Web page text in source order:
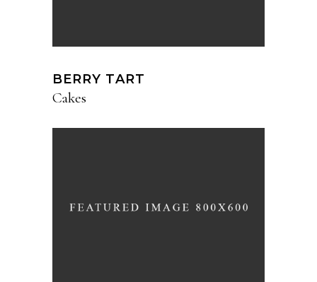
BERRY TART
Cakes